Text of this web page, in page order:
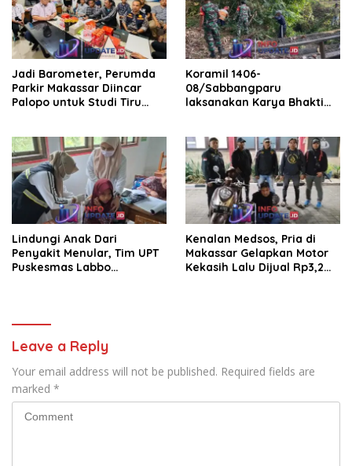
Jadi Barometer, Perumda
Parkir Makassar Diincar
Palopo untuk Studi Tiru
Koramil 1406-
08/Sabbangparu
laksanakan Karya Bhakti
Lindungi Anak Dari
Penyakit Menular, Tim UPT
Puskesmas Labbo
Kenalan Medsos, Pria di
Makassar Gelapkan Motor
Kekasih Lalu Dijual Rp3,2
Leave a Reply
Your email address will not be published. Required fields are
marked *